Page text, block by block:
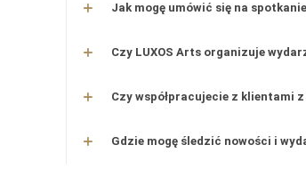
Jak mogę umówić się na
Czy LUXOS Arts organizuje
Czy współpracujecie z klientami
Gdzie mogę śledzić nowości i